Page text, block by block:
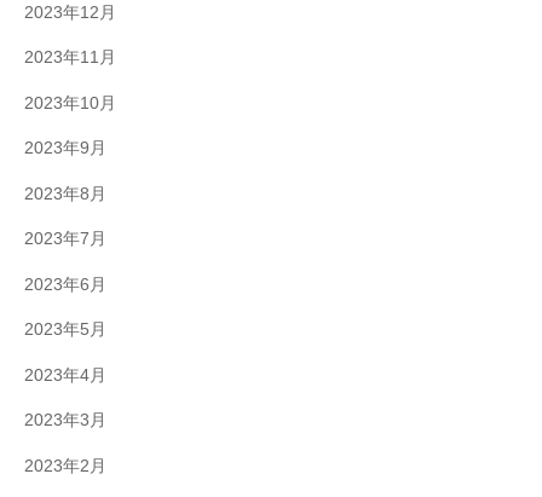
2023年12月
2023年11月
2023年10月
2023年9月
2023年8月
2023年7月
2023年6月
2023年5月
2023年4月
2023年3月
2023年2月